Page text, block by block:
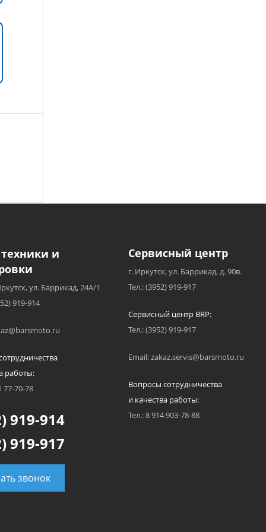
и
ул. Баррикад, 24А/1
919-914
работы:
77-70-78
919-914
919-917
звонок
Сервисный центр
г. Иркутск, ул. Баррикад, д. 90в.
Тел.: (3952) 919-917
Сервисный центр BRP:
Тел.: (3952) 919-917
Email: zakaz.servis@barsmoto.ru
Вопросы сотрудничества
и качества работы:
Тел.: 8 914 903-78-88